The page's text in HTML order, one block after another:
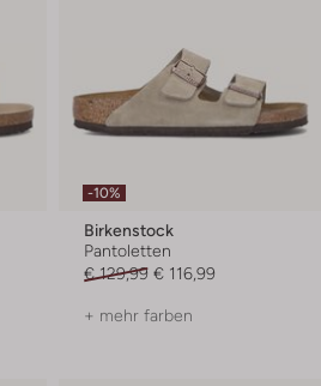
-10%
Birkenstock
Pantoletten
€ 129,99 € 116,99
+ mehr farben